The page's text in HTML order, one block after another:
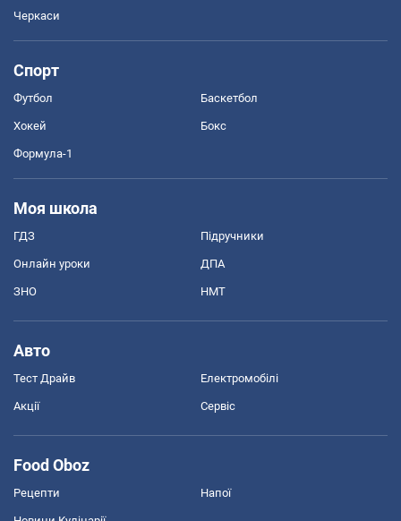
Черкаси
Спорт
Футбол Баскетбол
Хокей Бокс
Формула-1
Моя школа
ГДЗ Підручники
Онлайн уроки ДПА
ЗНО НМТ
Авто
Тест Драйв Електромобілі
Акції Сервіс
Food Oboz
Рецепти Напої